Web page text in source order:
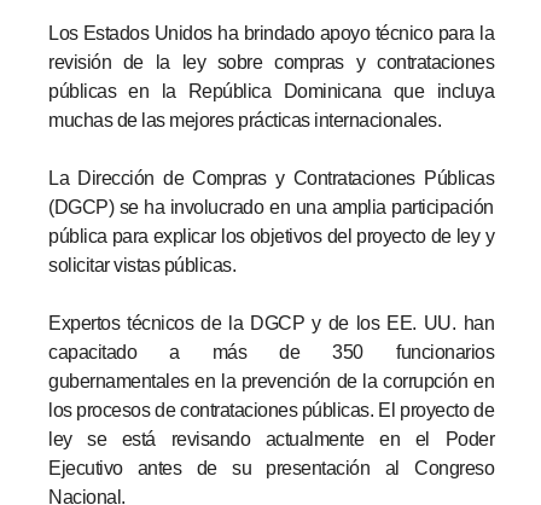
Los Estados Unidos ha brindado apoyo técnico para la
revisión de la ley sobre compras y contrataciones
públicas en la República Dominicana que incluya
muchas de las mejores prácticas internacionales.
La Dirección de Compras y Contrataciones Públicas
(DGCP) se ha involucrado en una amplia participación
pública para explicar los objetivos del proyecto de ley y
solicitar vistas públicas.
Expertos técnicos de la DGCP y de los EE. UU. han
capacitado a más de 350 funcionarios
gubernamentales en la prevención de la corrupción en
los procesos de contrataciones públicas. El proyecto de
ley se está revisando actualmente en el Poder
Ejecutivo antes de su presentación al Congreso
Nacional.